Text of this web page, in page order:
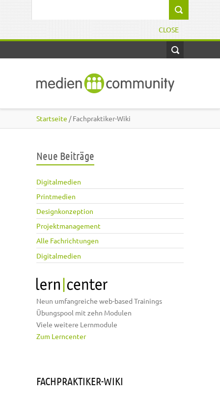
CLOSE
Startseite / Fachpraktiker-Wiki
Neue Beiträge
Digitalmedien
Printmedien
Designkonzeption
Projektmanagement
Alle Fachrichtungen
Digitalmedien
Neun umfangreiche web-based Trainings
Übungspool mit zehn Modulen
Viele weitere Lernmodule
Zum Lerncenter
FACHPRAKTIKER-WIKI